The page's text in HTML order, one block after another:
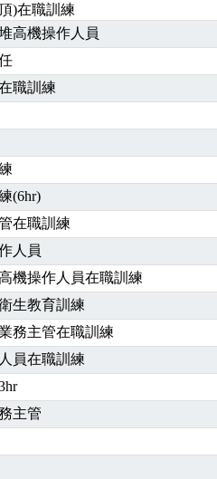
)在職訓練
高機操作人員
職訓練
(6hr)
在職訓練
人員
機操作人員在職訓練
生教育訓練
務主管在職訓練
員在職訓練
主管